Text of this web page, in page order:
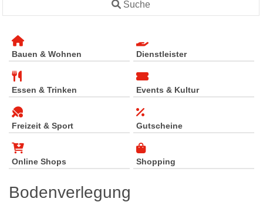
Suche
Bauen & Wohnen Dienstleister
Essen & Trinken Events & Kultur
Freizeit & Sport Gutscheine
Online Shops Shopping
Bodenverlegung